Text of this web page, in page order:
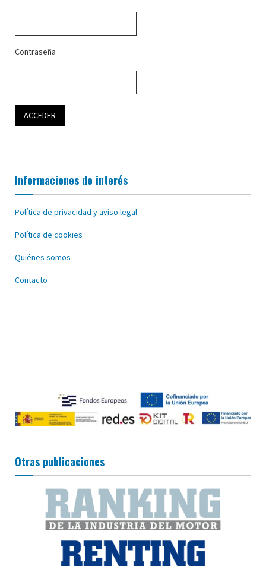
Contraseña
Informaciones de interés
Política de privacidad y aviso legal
Política de cookies
Quiénes somos
Contacto
Otras publicaciones